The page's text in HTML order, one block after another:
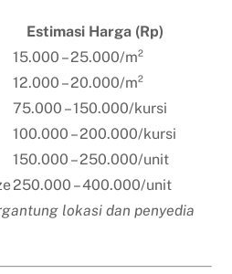
Estimasi Harga (Rp)
15.000 – 25.000/m²
12.000 – 20.000/m²
75.000 – 150.000/kursi
100.000 – 200.000/kursi
150.000 – 250.000/unit
250.000 – 400.000/unit
lokasi dan penyedia